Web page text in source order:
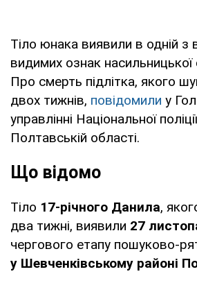
Тіло юнака виявили в одній
видимих ознак насильницької
Про смерть підлітка, якого
двох тижнів, повідомили у
управлінні Національної
Полтавській області.
Що відомо
Тіло 17-річного Данила,
два тижні, виявили 27
чергового етапу пошуково-
у Шевченківському районі